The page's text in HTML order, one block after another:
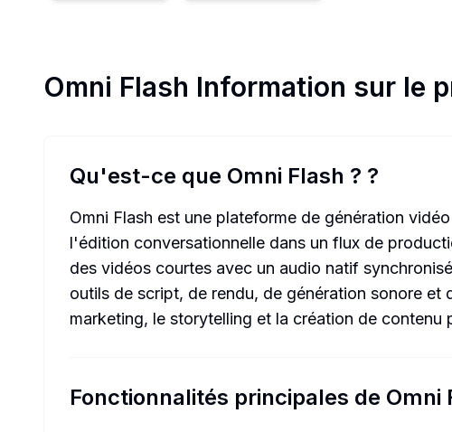
Omni Flash Information sur le
Qu'est-ce que Omni Flash ? ?
Omni Flash est une plateforme de génération
l'édition conversationnelle dans un flux de
des vidéos courtes avec un audio natif
outils de script, de rendu, de génération sonore
marketing, le storytelling et la création de contenu
Fonctionnalités principales de Omni